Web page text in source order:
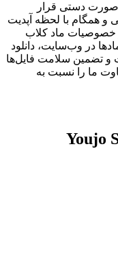
صورت دستی قرار
و همگام با لحظه آپدیت
خصوصیات ماد کلاب
در وب‌سایت، دانلود
و تضمین سلامت فایل‌ها
ما را نسبت به
Youjo